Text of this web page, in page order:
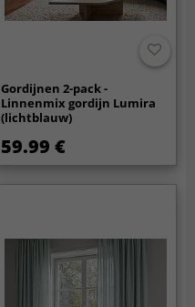
Gordijnen 2-pack -
Linnenmix gordijn Lumira
(lichtblauw)
59.99 €